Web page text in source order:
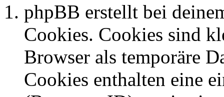
phpBB erstellt bei
Cookies. Cookies sind
Browser als temporäre
Cookies enthalten eine